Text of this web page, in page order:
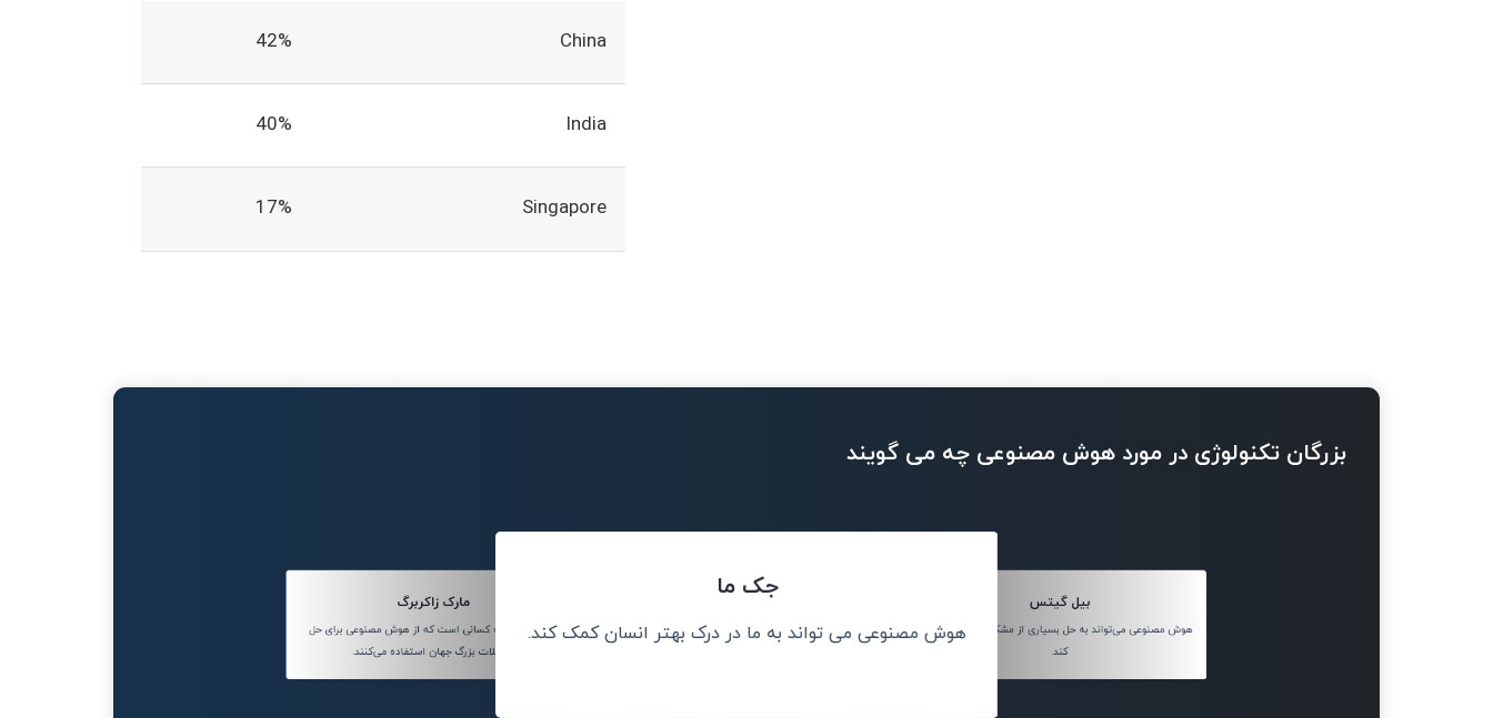
China
42%
India
40%
Singapore
17%
بزرگان تکنولوژی در مورد هوش مصنوعی چه می گویند
بیل گیتس
هوش مصنوعی می‌تواند به حل بسیاری از مشکلات جهان کمک
کند.
جک ما
هوش مصنوعی می تواند به ما در درک بهتر انسان کمک کند.
مارک زاکربرگ
آینده متعلق به کسانی است که از هوش مصنوعی برای حل
مشکلات بزرگ جهان استفاده می‌کنند.